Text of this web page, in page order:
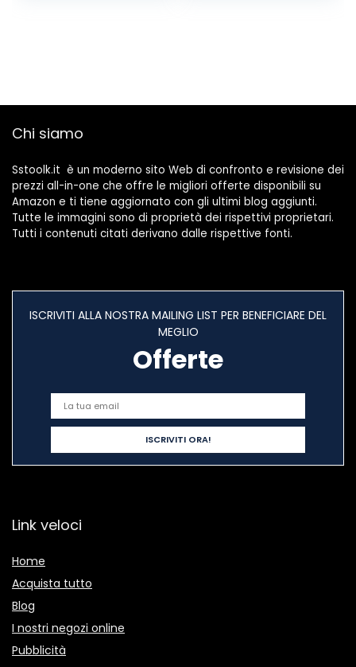
Chi siamo
Sstoolk.it è un moderno sito Web di confronto e revisione dei
prezzi all-in-one che offre le migliori offerte disponibili su
Amazon e ti tiene aggiornato con gli ultimi blog aggiunti.
Tutte le immagini sono di proprietà dei rispettivi proprietari.
Tutti i contenuti citati derivano dalle rispettive fonti.
ISCRIVITI ALLA NOSTRA MAILING LIST PER BENEFICIARE DEL
MEGLIO
Offerte
Link veloci
Home
Acquista tutto
Blog
I nostri negozi online
Pubblicità